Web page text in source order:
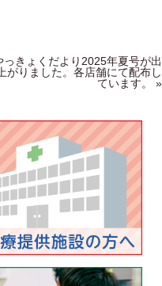
っきょくだより2025年夏号が出
がりました。各店舗にて配布し
ています。 »